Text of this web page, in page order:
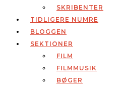
SKRIBENTER
TIDLIGERE NUMRE
BLOGGEN
SEKTIONER
FILM
FILMMUSIK
BØGER